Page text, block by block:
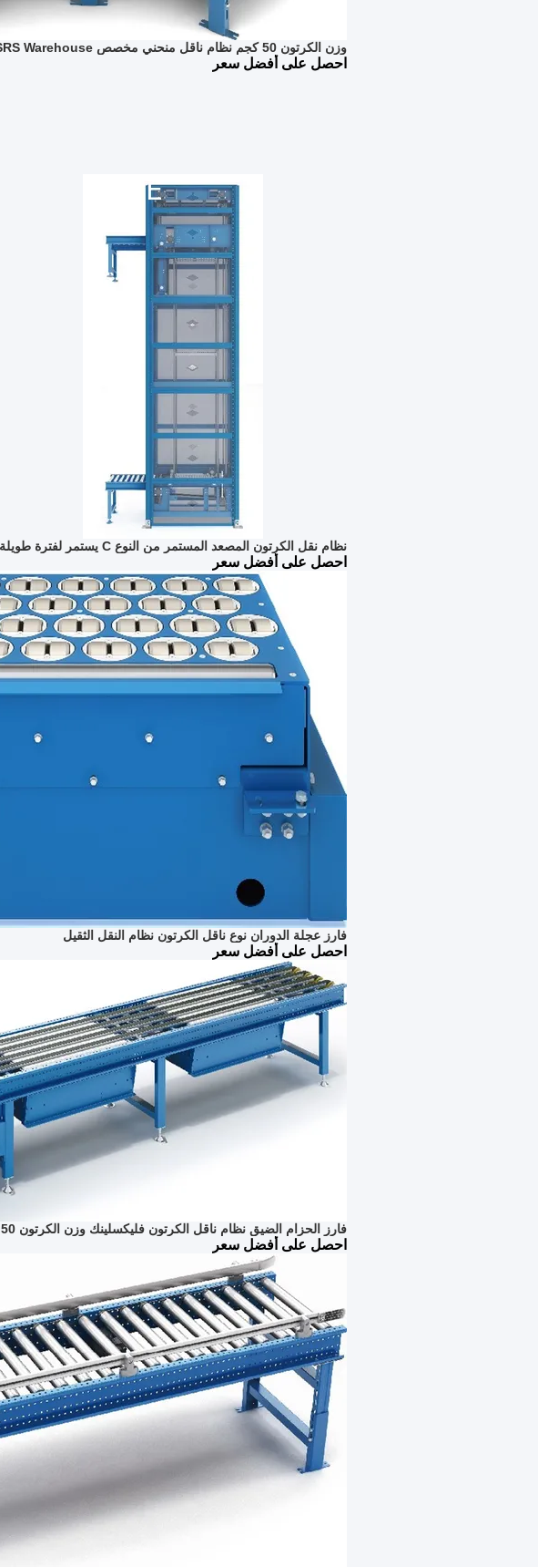
وزن الكرتون 50 كجم نظام ناقل منحني مخصص ASRS Warehouse
احصل على أفضل سعر
نظام نقل الكرتون المصعد المستمر من النوع C يستمر لفترة طويلة
احصل على أفضل سعر
فارز عجلة الدوران نوع ناقل الكرتون نظام النقل الثقيل
احصل على أفضل سعر
فارز الحزام الضيق نظام ناقل الكرتون فليكسلينك وزن الكرتون 50 كجم
احصل على أفضل سعر